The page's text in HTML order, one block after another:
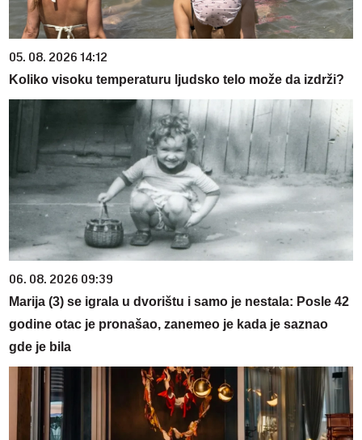
05. 08. 2026 14:12
Koliko visoku temperaturu ljudsko telo može da izdrži?
06. 08. 2026 09:39
Marija (3) se igrala u dvorištu i samo je nestala: Posle 42
godine otac je pronašao, zanemeo je kada je saznao
gde je bila